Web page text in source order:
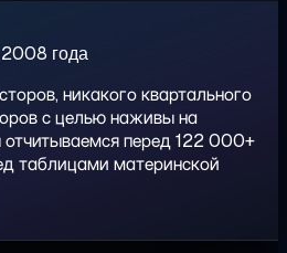
года
никакого квартального
с целью наживы на
перед 122 000+
таблицами материнской